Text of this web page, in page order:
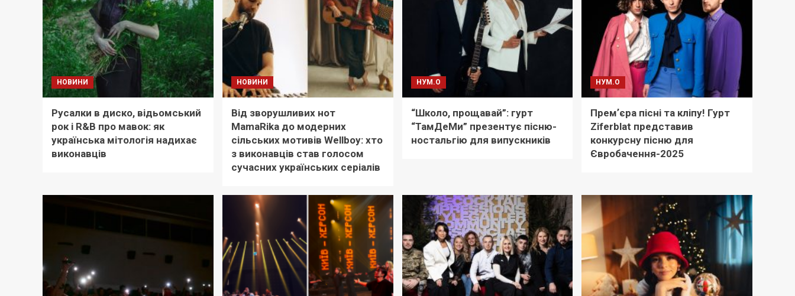
НОВИНИ
Русалки в диско, відьомський
рок і R&B про мавок: як
українська мітологія надихає
виконавців
НОВИНИ
Від зворушливих нот
MamaRika до модерних
сільських мотивів Wellboy: хто
з виконавців став голосом
сучасних українських серіалів
НУМ.О
“Школо, прощавай”: гурт
“ТамДеМи” презентує пісню-
ностальгію для випускників
НУМ.О
Премʼєра пісні та кліпу! Гурт
Ziferblat представив
конкурсну пісню для
Євробачення-2025